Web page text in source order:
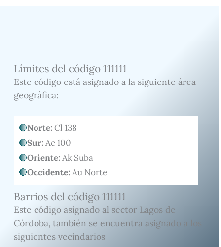
Límites del código 111111
Este código está asignado a la siguiente área
geográfica:
Norte:Cl 138
Sur:Ac 100
Oriente:Ak Suba
Occidente:Au Norte
Barrios del código 111111
Este código asignado al sector Lagos de
Córdoba, también se encuentra asignado a los
siguientes vecindarios